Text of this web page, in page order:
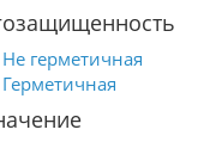
Не герметичная
Герметичная